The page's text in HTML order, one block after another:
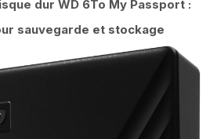
dur WD 6To My Passport :
sauvegarde et stockage